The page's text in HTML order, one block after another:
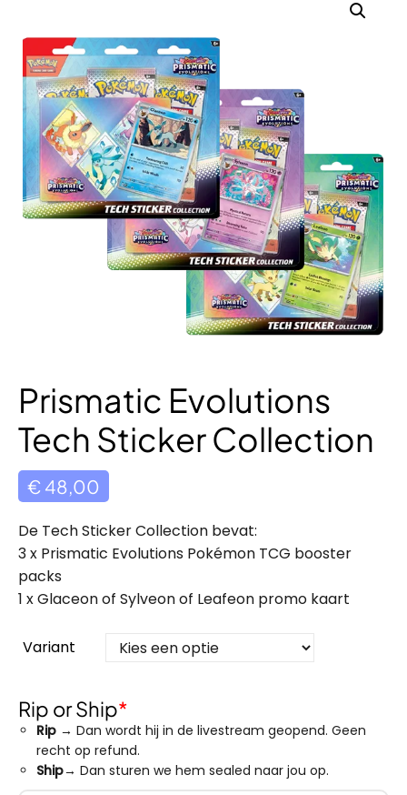
Prismatic Evolutions
Tech Sticker Collection
€ 48,00
De Tech Sticker Collection bevat:
3 x Prismatic Evolutions Pokémon TCG booster
packs
1 x Glaceon of Sylveon of Leafeon promo kaart
Variant
*
Rip or Ship
Rip → Dan wordt hij in de livestream geopend. Geen
recht op refund.
Ship→ Dan sturen we hem sealed naar jou op.